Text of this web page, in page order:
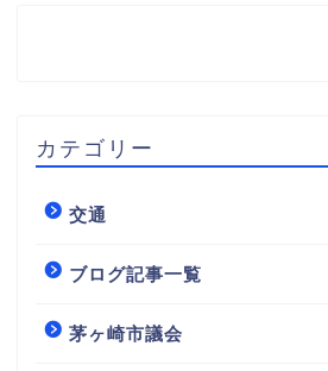
カテゴリー
交通
ブログ記事一覧
茅ヶ崎市議会